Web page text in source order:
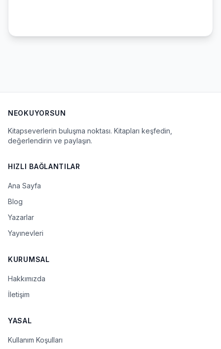
NEOKUYORSUN
Kitapseverlerin buluşma noktası. Kitapları keşfedin,
değerlendirin ve paylaşın.
HIZLI BAĞLANTILAR
Ana Sayfa
Blog
Yazarlar
Yayınevleri
KURUMSAL
Hakkımızda
İletişim
YASAL
Kullanım Koşulları